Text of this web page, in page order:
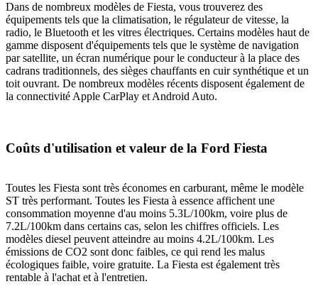
Dans de nombreux modèles de Fiesta, vous trouverez des
équipements tels que la climatisation, le régulateur de vitesse, la
radio, le Bluetooth et les vitres électriques. Certains modèles haut de
gamme disposent d'équipements tels que le système de navigation
par satellite, un écran numérique pour le conducteur à la place des
cadrans traditionnels, des sièges chauffants en cuir synthétique et un
toit ouvrant. De nombreux modèles récents disposent également de
la connectivité Apple CarPlay et Android Auto.
Coûts d'utilisation et valeur de la Ford Fiesta
Toutes les Fiesta sont très économes en carburant, même le modèle
ST très performant. Toutes les Fiesta à essence affichent une
consommation moyenne d'au moins 5.3L/100km, voire plus de
7.2L/100km dans certains cas, selon les chiffres officiels. Les
modèles diesel peuvent atteindre au moins 4.2L/100km. Les
émissions de CO2 sont donc faibles, ce qui rend les malus
écologiques faible, voire gratuite. La Fiesta est également très
rentable à l'achat et à l'entretien.